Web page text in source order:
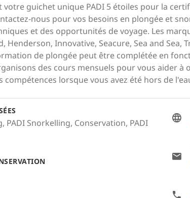
guichet unique PADI 5 étoiles pour la
nous pour vos besoins en plongée et
et des opportunités de voyage. Les
Henderson, Innovative, Seacure, Sea and Sea,
de plongée peut être complétée en
des cours mensuels pour vous aider
lorsque vous avez été hors de
PADI Snorkelling, Conservation, PADI